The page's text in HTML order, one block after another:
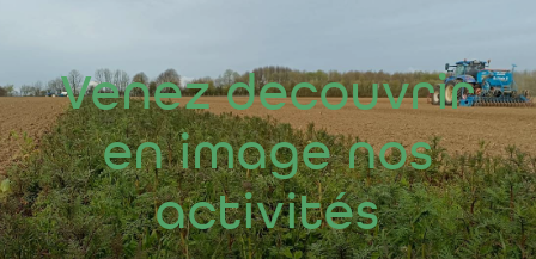
Venez decouvrir
en image nos
activités